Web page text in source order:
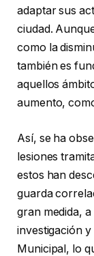
adaptar sus
ciudad.
como la
también es
aquellos
aumento,
Así, se ha
lesiones
estos han
guarda
gran medida,
investigación
Municipal, lo